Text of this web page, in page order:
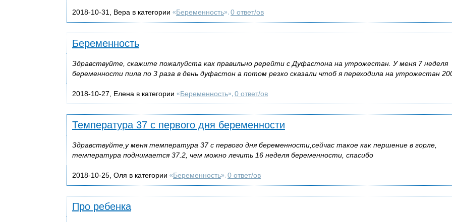
2018-10-31, Вера в категории «Беременность», 0 ответ/ов
Беременность
Здравствуйте, скажите пожалуйста как правильно ререйти с Дуфастона на утрожестан. У меня 7 неделя
беременности пила по 3 раза в день дуфастон а потом резко сказали чтоб я переходила на утрожестан
2018-10-27, Елена в категории «Беременность», 0 ответ/ов
Температура 37 с первого дня беременности
Здравствуйте,у меня температура 37 с первого дня беременности,сейчас такое как першение в горле,
температура поднимается 37.2, чем можно лечить 16 неделя беременности, спасибо
2018-10-25, Оля в категории «Беременность», 0 ответ/ов
Про ребенка